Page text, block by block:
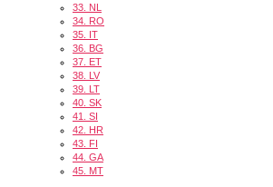
33. NL
34. RO
35. IT
36. BG
37. ET
38. LV
39. LT
40. SK
41. SI
42. HR
43. FI
44. GA
45. MT